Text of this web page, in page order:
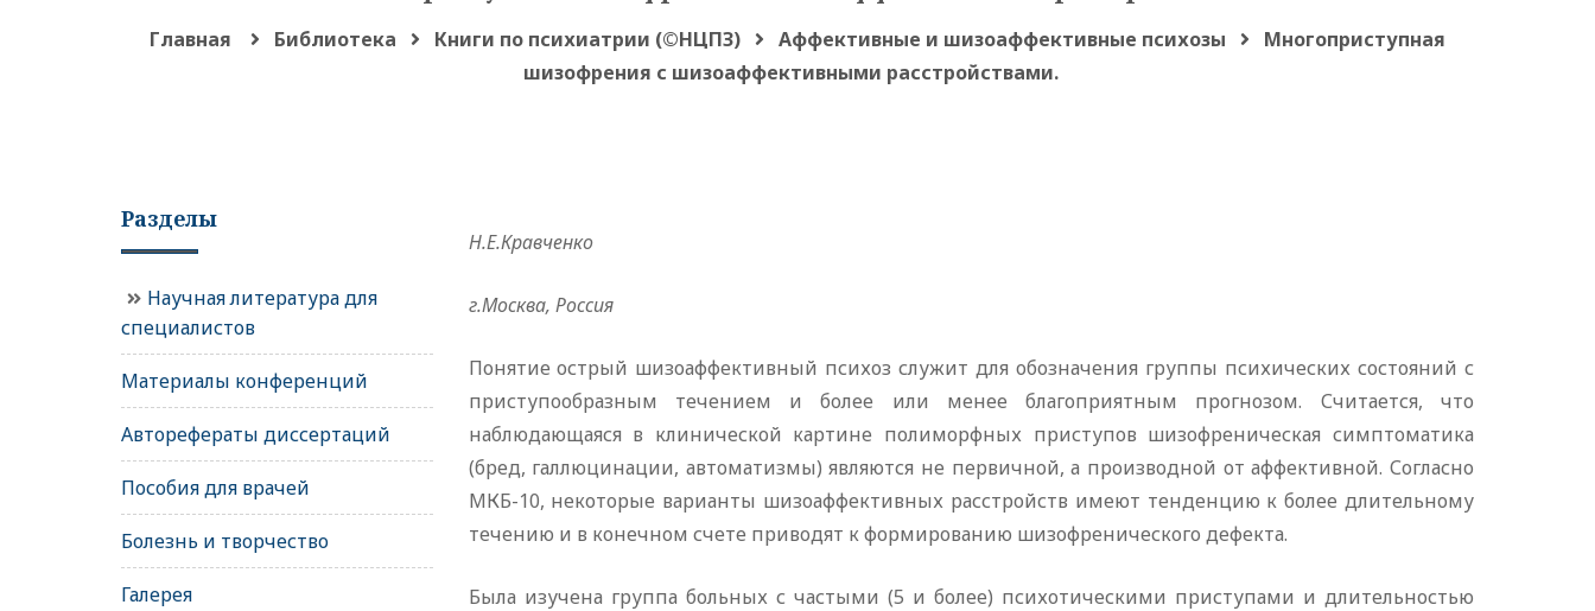
Главная Библиотека Книги по психиатрии (©НЦПЗ) Аффективные и шизоаффективные психозы
Многоприступная
шизофрения с шизоаффективными расстройствами.
Н.Е.Кравченко
г.Москва, Россия
Понятие острый шизоаффективный психоз служит для обозначения группы психических состояний с
приступообразным течением и более или менее благоприятным прогнозом. Считается, что
наблюдающаяся в клинической картине полиморфных приступов шизофреническая симптоматика
(бред, галлюцинации, автоматизмы) являются не первичной, а производной от аффективной. Согласно
МКБ-10, некоторые варианты шизоаффективных расстройств имеют тенденцию к более длительному
течению и в конечном счете приводят к формированию шизофренического дефекта.
Была изучена группа больных с частыми (5 и более) психотическими приступами и длительностью
Разделы
Научная литература для
специалистов
Материалы конференций
Авторефераты диссертаций
Пособия для врачей
Болезнь и творчество
Галерея